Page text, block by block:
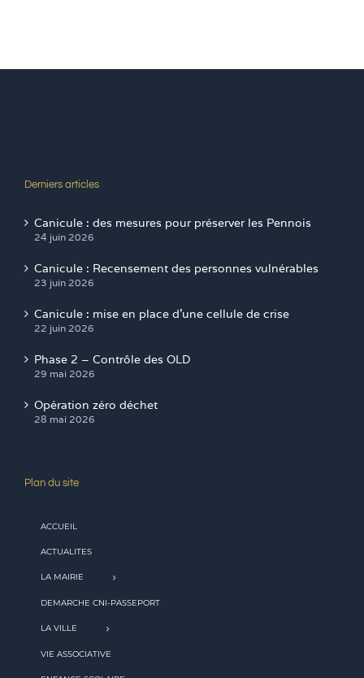
Derniers articles
Canicule : des mesures pour préserver les Pennois
24 juin 2026
Canicule : Recensement des personnes vulnérables
23 juin 2026
Canicule : mise en place d’une cellule de crise
22 juin 2026
Phase 2 – Contrôle des OLD
29 mai 2026
Opération zéro déchet
28 mai 2026
Plan du site
ACCUEIL
ACTUALITES
LA MAIRIE
DEMARCHE CNI-PASSEPORT
LA VILLE
VIE ASSOCIATIVE